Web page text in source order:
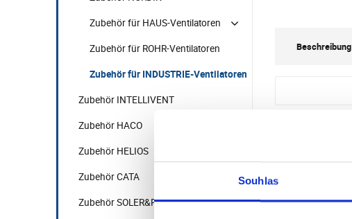
Souhlas
Zubehör für HAUS-Ventilatoren
Zubehör für ROHR-Ventilatoren
Zubehör für INDUSTRIE-Ventilatoren
Zubehör INTELLIVENT
Zubehör HACO
Zubehör HELIOS
Zubehör CATA
Zubehör SOLER&PALAU